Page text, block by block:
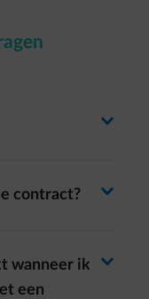
Antwoord wisselen
arrow-right
contract? Antwoord wisselen
arrow-right
wanneer ik
een
arrow-right